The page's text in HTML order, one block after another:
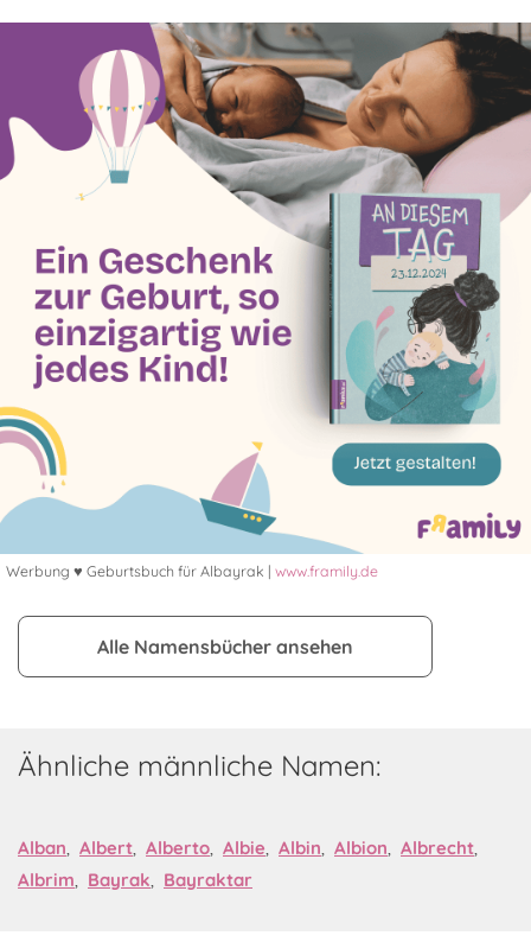
Werbung ♥ Geburtsbuch für Albayrak | www.framily.de
Alle Namensbücher ansehen
Ähnliche männliche Namen:
Alban, Albert, Alberto, Albie, Albin, Albion, Albrecht,
Albrim, Bayrak, Bayraktar